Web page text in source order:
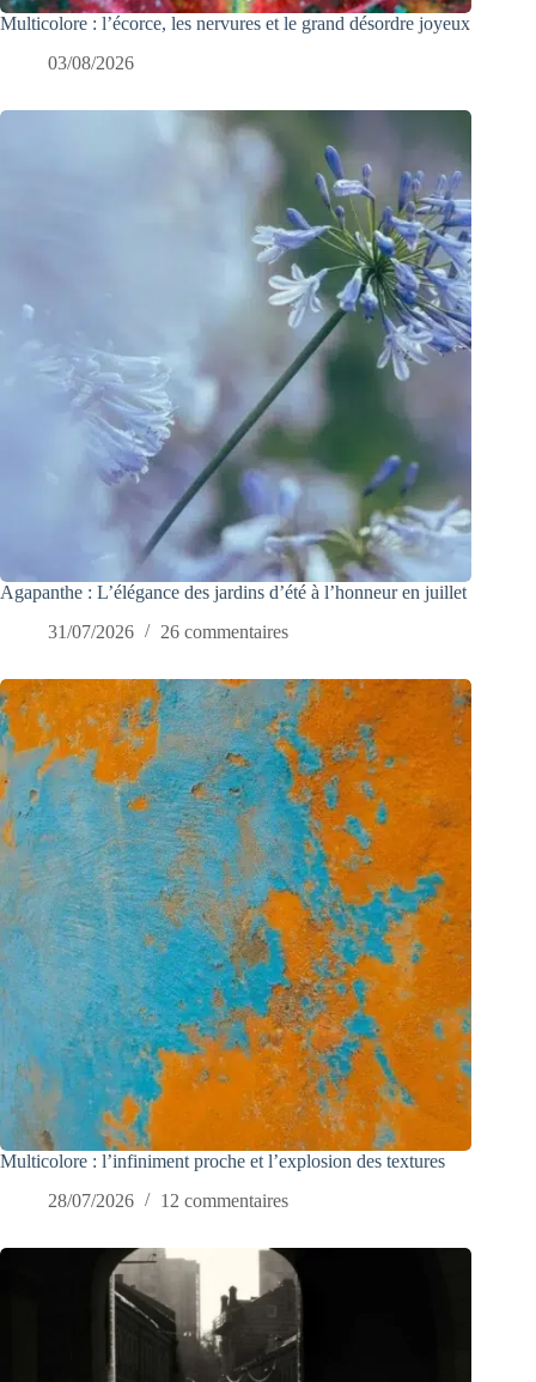
Multicolore : l’écorce, les nervures et le grand désordre joyeux
03/08/2026
Agapanthe : L’élégance des jardins d’été à l’honneur en juillet
31/07/2026
26 commentaires
Multicolore : l’infiniment proche et l’explosion des textures
28/07/2026
12 commentaires